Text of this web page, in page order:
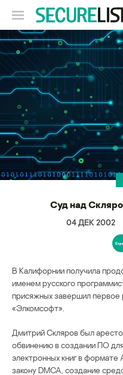
Суд над
04 ДЕК 2002
В Калифорнии получила
именем русского
присяжных завершил первое
«Элкомсофт».
Дмитрий Скляров был
обвинению в создании ПО
электронных книг в формате
закону DMCA, создание